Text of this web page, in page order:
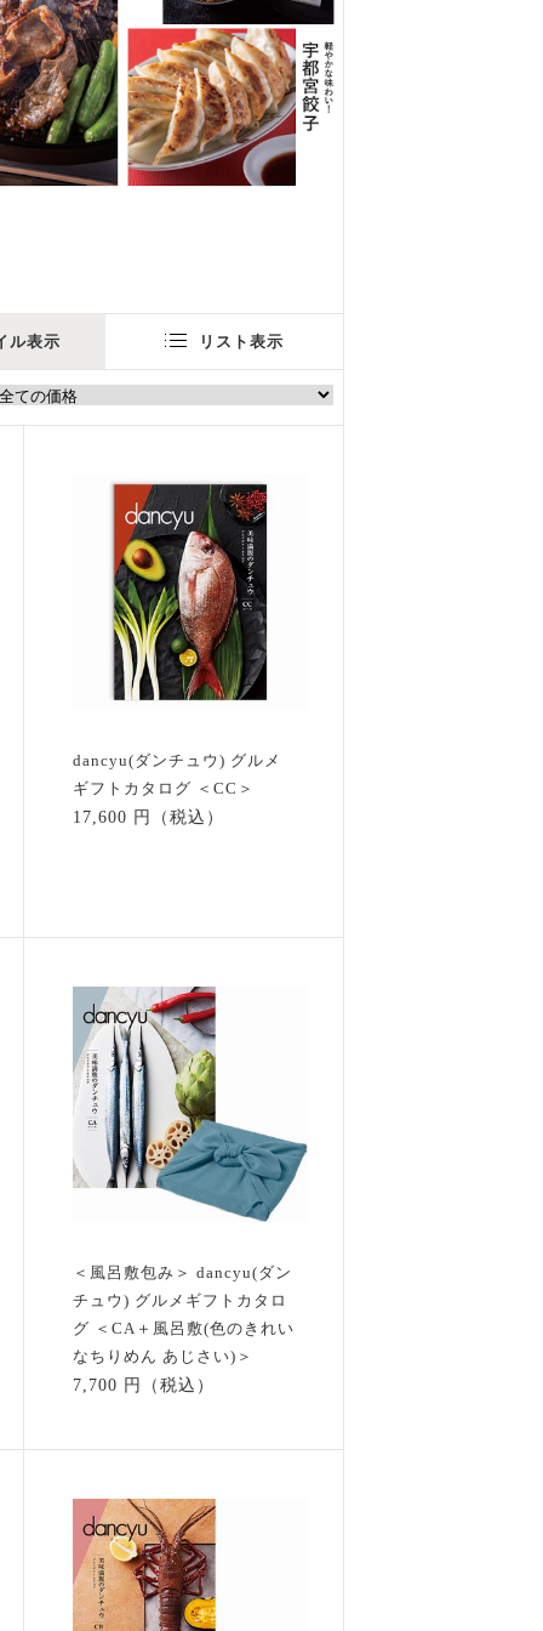
ル表示 リスト表示
dancyu(ダンチュウ) グルメ
ギフトカタログ ＜CC＞
17,600 円（税込）
＜風呂敷包み＞ dancyu(ダン
チュウ) グルメギフトカタロ
グ ＜CA＋風呂敷(色のきれい
なちりめん あじさい)＞
7,700 円（税込）